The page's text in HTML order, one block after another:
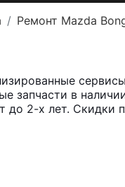
Ремонт Mazda
запчасти в
до 2-х лет. Скидки